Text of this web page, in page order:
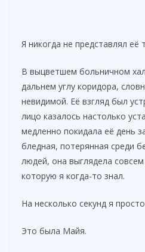
Я никогда не представлял её
В выцветшем больничном
дальнем углу коридора,
невидимой. Её взгляд был
лицо казалось настолько
медленно покидала её день
бледная, потерянная среди
людей, она выглядела
которую я когда-то знал.
На несколько секунд я
Это была Майя.